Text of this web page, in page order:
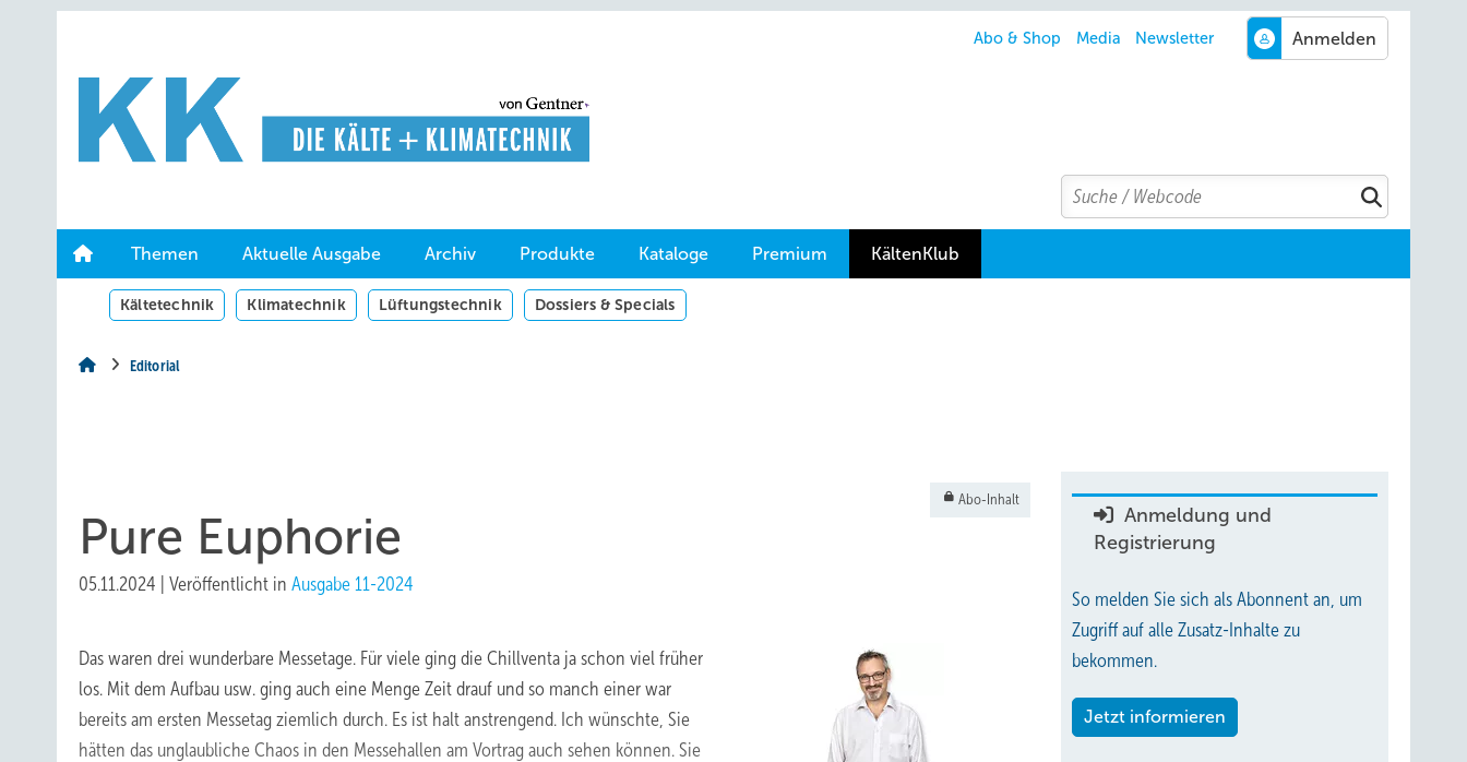
Hauptinhalt
Hauptmenü
Abo & Shop Media Newsletter
Search
Suchen
Themen Aktuelle Ausgabe Archiv Produkte Kataloge Premium KältenKlub
Kältetechnik Klimatechnik Lüftungstechnik Dossiers & Specials
Editorial
Abo-Inhalt
Pure Euphorie
05.11.2024 Veröffentlicht in Ausgabe 11-2024
Das waren drei wunderbare Messetage. Für viele ging die Chillventa ja schon viel früher
los. Mit dem Aufbau usw. ging auch eine Menge Zeit drauf und so manch einer war
bereits am ersten Messetag ziemlich durch. Es ist halt anstrengend. Ich wünschte, Sie
hätten das unglaubliche Chaos in den Messehallen am Vortrag auch sehen können. Sie
Anmeldung und
Registrierung
So melden Sie sich als Abonnent an, um
Zugriff auf alle Zusatz-Inhalte zu
bekommen.
Jetzt informieren